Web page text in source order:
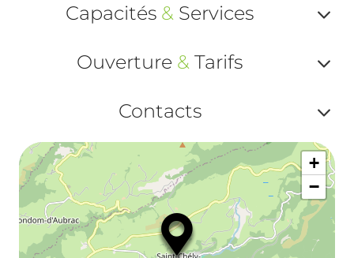
ou
Capacités & Services
ou
Ouverture & Tarifs
ou
et
Contacts
ou
+
−